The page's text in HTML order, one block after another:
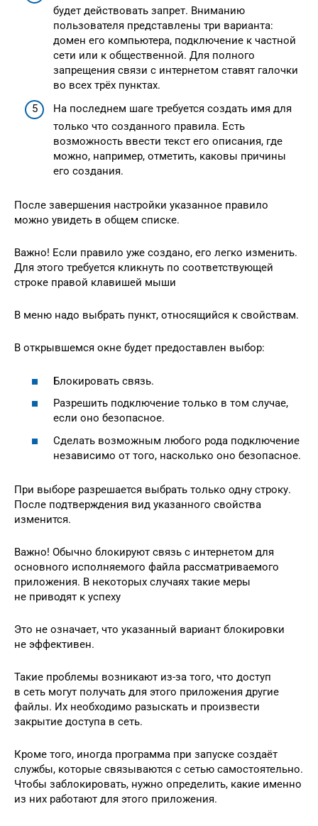
будет действовать запрет. Вниманию
пользователя представлены три варианта:
домен его компьютера, подключение к частной
сети или к общественной. Для полного
запрещения связи с интернетом ставят галочки
во всех трёх пунктах.
На последнем шаге требуется создать имя для
только что созданного правила. Есть
возможность ввести текст его описания, где
можно, например, отметить, каковы причины
его создания.
После завершения настройки указанное правило
можно увидеть в общем списке.
Важно! Если правило уже создано, его легко изменить.
Для этого требуется кликнуть по соответствующей
строке правой клавишей мыши
В меню надо выбрать пункт, относящийся к свойствам.
В открывшемся окне будет предоставлен выбор:
Блокировать связь.
Разрешить подключение только в том случае,
если оно безопасное.
Сделать возможным любого рода подключение
независимо от того, насколько оно безопасное.
При выборе разрешается выбрать только одну строку.
После подтверждения вид указанного свойства
изменится.
Важно! Обычно блокируют связь с интернетом для
основного исполняемого файла рассматриваемого
приложения. В некоторых случаях такие меры
не приводят к успеху
Это не означает, что указанный вариант блокировки
не эффективен.
Такие проблемы возникают из-за того, что доступ
в сеть могут получать для этого приложения другие
файлы. Их необходимо разыскать и произвести
закрытие доступа в сеть.
Кроме того, иногда программа при запуске создаёт
службы, которые связываются с сетью самостоятельно.
Чтобы заблокировать, нужно определить, какие именно
из них работают для этого приложения.